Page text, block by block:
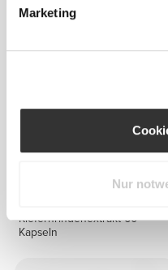
Marketing
Nur
Kiefernrindenextrakt 60
Kapseln